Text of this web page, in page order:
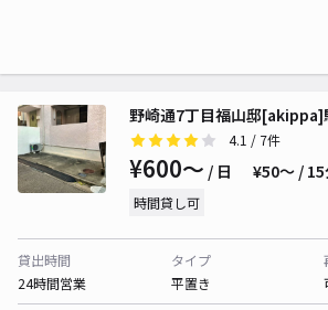
野崎通7丁目福山邸[akippa]
4.1 / 7件
¥600〜 / 日 ¥50〜 /
時間貸し可
貸出時間
24時間営業
タイプ
平置き